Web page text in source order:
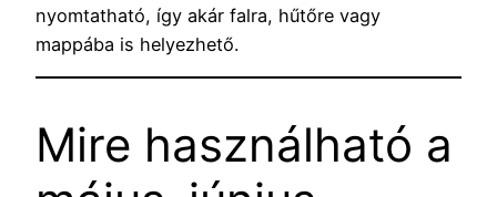
nyomtatható, így akár falra, hűtőre vagy
mappába is helyezhető.
Mire használható a